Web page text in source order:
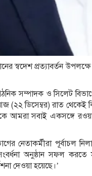
স্বদেশ প্রত্যাবর্তন
সম্পাদক ও সিলেট
ডিসেম্বর) রাত থেকেই
আমরা সবাই একসঙ্গে
নেতাকর্মীরা পূর্বাচল
অনুষ্ঠান সফল করতে
দেওয়া হয়েছে।’